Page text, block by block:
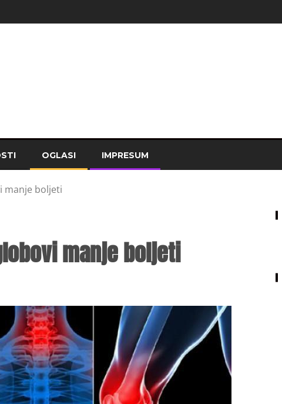
OGLASI IMPRESUM
manje boljeti
manje boljeti